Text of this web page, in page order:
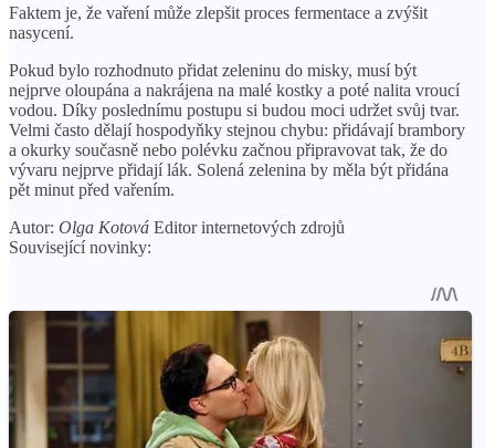
Faktem je, že vaření může zlepšit proces fermentace a zvýšit
nasycení.
Pokud bylo rozhodnuto přidat zeleninu do misky, musí být
nejprve oloupána a nakrájena na malé kostky a poté nalita vroucí
vodou. Díky poslednímu postupu si budou moci udržet svůj tvar.
Velmi často dělají hospodyňky stejnou chybu: přidávají brambory
a okurky současně nebo polévku začnou připravovat tak, že do
vývaru nejprve přidají lák. Solená zelenina by měla být přidána
pět minut před vařením.
Autor: Olga Kotová Editor internetových zdrojů
Související novinky: